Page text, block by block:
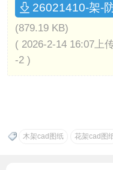
26021410-架-
(879.19 KB)
( 2026-2-14 16:07上
-2 )
木架cad图纸 花架cad图